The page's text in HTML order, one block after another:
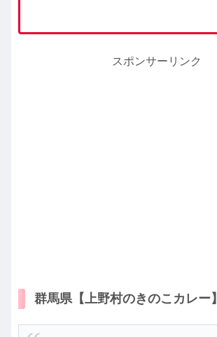
スポンサーリンク
群馬県【上野村のきのこカレー】